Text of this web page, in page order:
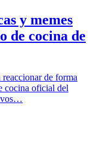
y memes
de cocina de
de forma
cocina oficial del